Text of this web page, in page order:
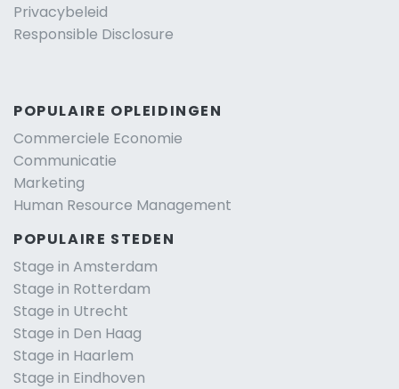
Privacybeleid
Responsible Disclosure
POPULAIRE OPLEIDINGEN
Commerciele Economie
Communicatie
Marketing
Human Resource Management
POPULAIRE STEDEN
Stage in Amsterdam
Stage in Rotterdam
Stage in Utrecht
Stage in Den Haag
Stage in Haarlem
Stage in Eindhoven